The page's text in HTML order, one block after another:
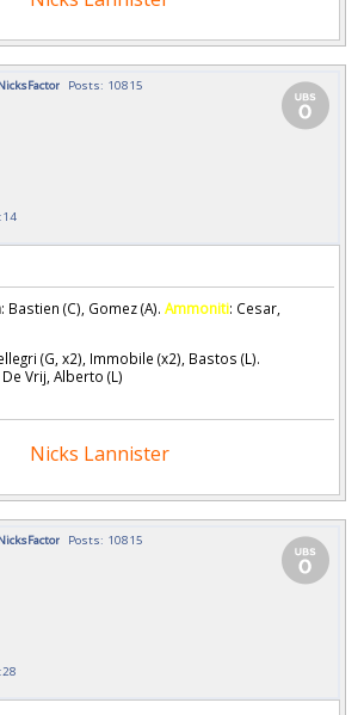
Posts: 10815
: Bastien (C), Gomez (A). Ammoniti: Cesar,
(G, x2), Immobile (x2), Bastos (L).
De Vrij, Alberto (L)
Nicks Lannister
Posts: 10815